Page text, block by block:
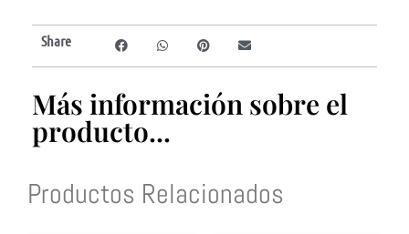
Share
Más información sobre el
producto...
Productos Relacionados